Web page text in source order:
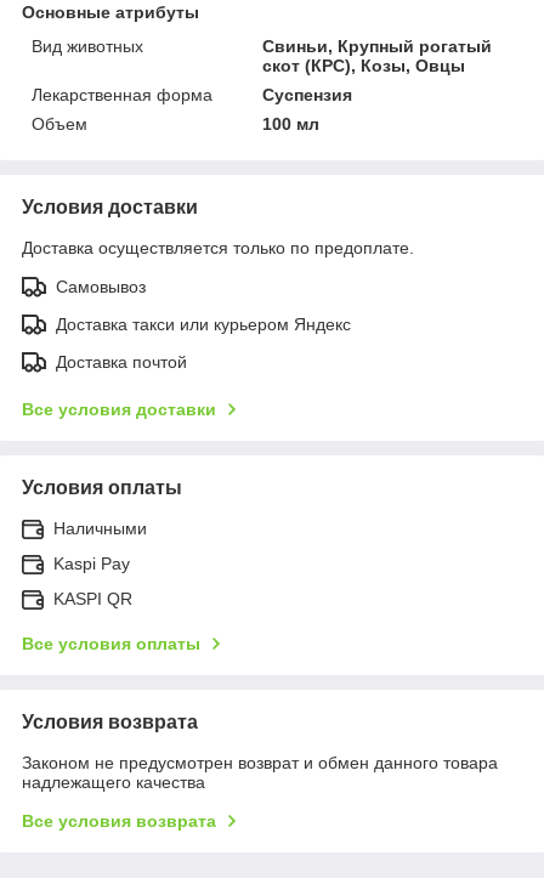
Основные атрибуты
Вид животных
Свиньи, Крупный рогатый
скот (КРС), Козы, Овцы
Лекарственная форма
Суспензия
Объем
100 мл
Условия доставки
Доставка осуществляется только по предоплате.
Самовывоз
Доставка такси или курьером Яндекс
Доставка почтой
Все условия доставки
Условия оплаты
Наличными
Kaspi Pay
KASPI QR
Все условия оплаты
Условия возврата
Законом не предусмотрен возврат и обмен данного товара
надлежащего качества
Все условия возврата